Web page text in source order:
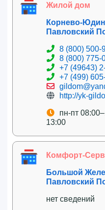
Жилой дом
Корнево-
Павловский
8 (800) 500-
8 (800) 775-
+7 (49643)
+7 (499)
http://yk-
пн-пт
13:00
Комфорт-
Большой
Павловский
нет сведений